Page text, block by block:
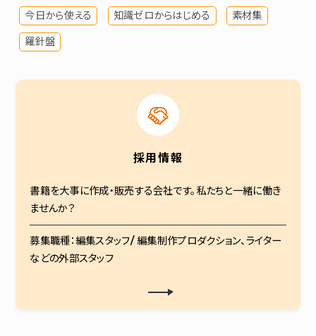
今日から使える 知識ゼロからはじめる 素材集
羅針盤
採用情報
書籍を大事に作成・販売する会社です。私たちと一緒に働き
ませんか？
募集職種：編集スタッフ/ 編集制作プロダクション、ライター
などの外部スタッフ